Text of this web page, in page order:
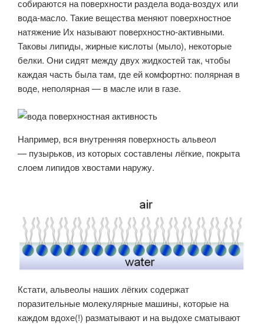
собираются на поверхности раздела вода-воздух или
вода-масло. Такие вещества меняют поверхностное
натяжение Их называют поверхностно-активными.
Таковы липиды, жирные кислоты (мыло), некоторые
белки. Они сидят между двух жидкостей так, чтобы
каждая часть была там, где ей комфортно: полярная в
воде, неполярная — в масле или в газе.
Например, вся внутренняя поверхность альвеол
— пузырьков, из которых составлены лёгкие, покрыта
слоем липидов хвостами наружу.
Кстати, альвеолы наших лёгких содержат
поразительные молекулярные машины, которые на
каждом вдохе(!) разматывают и на выдохе сматывают